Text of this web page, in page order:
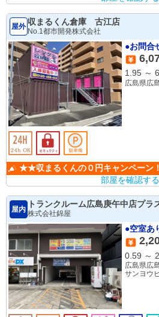
屋外 収まるくん倉庫 古江店
No.1都市開発株式会社
●お問合
1.95 ～
広島県広
★★収まるくんの０円キャンペー
部屋を確認する
屋内
トランクルーム広島庚午中店プラ
株式会社錦屋
●空室あ
0.59 ～
広島県広
サンヨウ